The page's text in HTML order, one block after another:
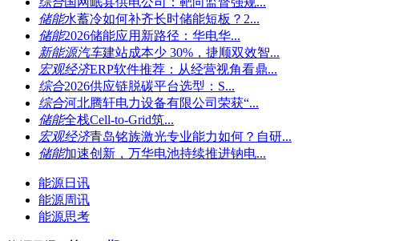
储能水蓄冷如何补齐长时储能短板？2...
储能2026储能应用新路径：华电华...
新能源汽车建站成本少 30%，捷顺双效智...
宏观经济ERP软件推荐：从经营视角看鼎...
综合2026供应链脱碳平台选型：S...
综合河北腾轩电力设备有限公司荣获“...
储能全栈Cell-to-Grid筑...
宏观经济青岛铭族激光专业能力如何？自研...
储能加速创新，万华电池持续推进钠电...
能源日讯
能源周讯
能源思考